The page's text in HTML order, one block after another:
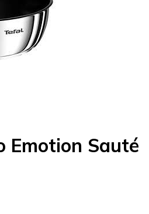
Emotion Sauté